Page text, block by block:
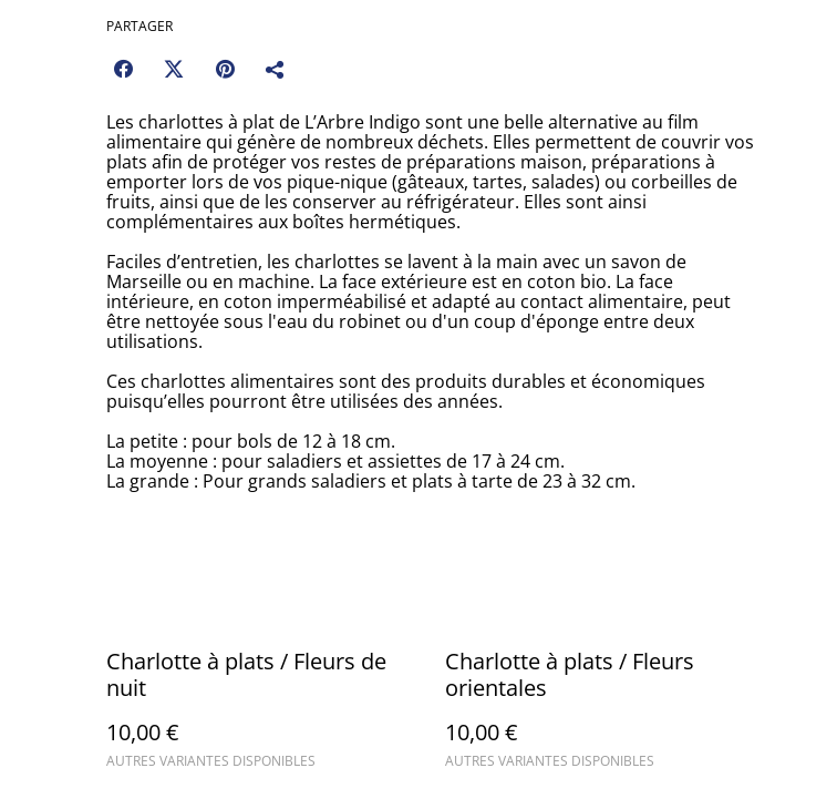
PARTAGER
Les charlottes à plat de L’Arbre Indigo sont une belle alternative au film
alimentaire qui génère de nombreux déchets. Elles permettent de couvrir vos
plats afin de protéger vos restes de préparations maison, préparations à
emporter lors de vos pique-nique (gâteaux, tartes, salades) ou corbeilles de
fruits, ainsi que de les conserver au réfrigérateur. Elles sont ainsi
complémentaires aux boîtes hermétiques.
Faciles d’entretien, les charlottes se lavent à la main avec un savon de
Marseille ou en machine. La face extérieure est en coton bio. La face
intérieure, en coton imperméabilisé et adapté au contact alimentaire, peut
être nettoyée sous l'eau du robinet ou d'un coup d'éponge entre deux
utilisations.
Ces charlottes alimentaires sont des produits durables et économiques
puisqu’elles pourront être utilisées des années.
La petite : pour bols de 12 à 18 cm.
La moyenne : pour saladiers et assiettes de 17 à 24 cm.
La grande : Pour grands saladiers et plats à tarte de 23 à 32 cm.
Charlotte à plats / Fleurs de
nuit
10,00 €
AUTRES VARIANTES DISPONIBLES
Charlotte à plats / Fleurs
orientales
10,00 €
AUTRES VARIANTES DISPONIBLES